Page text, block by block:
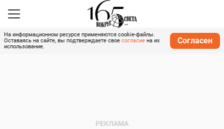
На информационном ресурсе применяются cookie-файлы.
Оставаясь на сайте, вы подтверждаете свое согласие на их
использование.
Согласен